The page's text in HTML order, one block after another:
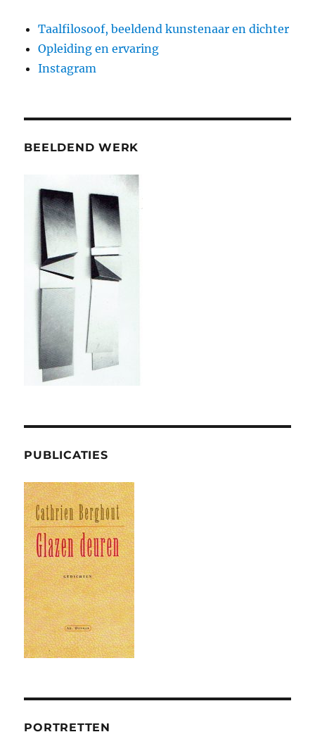
Taalfilosoof, beeldend kunstenaar en dichter
Opleiding en ervaring
Instagram
BEELDEND WERK
PUBLICATIES
PORTRETTEN